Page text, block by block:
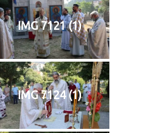
IMG 7121 (1)
IMG 7124 (1)